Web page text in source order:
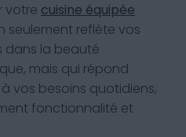
votre cuisine équipée
seulement reflète vos
dans la beauté
mais qui répond
vos besoins quotidiens,
fonctionnalité et